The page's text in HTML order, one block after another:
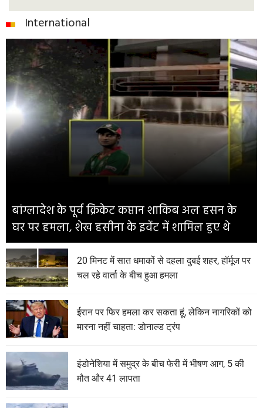
International
बांग्लादेश के पूर्व क्रिकेट कप्तान शाकिब अल हसन के
घर पर हमला, शेख हसीना के इवेंट में शामिल हुए थे
20 मिनट में सात धमाकों से दहला दुबई शहर, हॉर्मूज पर
चल रहे वार्ता के बीच हुआ हमला
ईरान पर फिर हमला कर सकता हूं, लेकिन नागरिकों को
मारना नहीं चाहता: डोनाल्ड ट्रंप
इंडोनेशिया में समुद्र के बीच फेरी में भीषण आग, 5 की
मौत और 41 लापता